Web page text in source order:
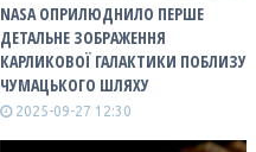
NASA ОПРИЛЮДНИЛО ПЕРШЕ
ДЕТАЛЬНЕ ЗОБРАЖЕННЯ
КАРЛИКОВОЇ ГАЛАКТИКИ ПОБЛИЗУ
ЧУМАЦЬКОГО ШЛЯХУ
2025-09-27 12:30